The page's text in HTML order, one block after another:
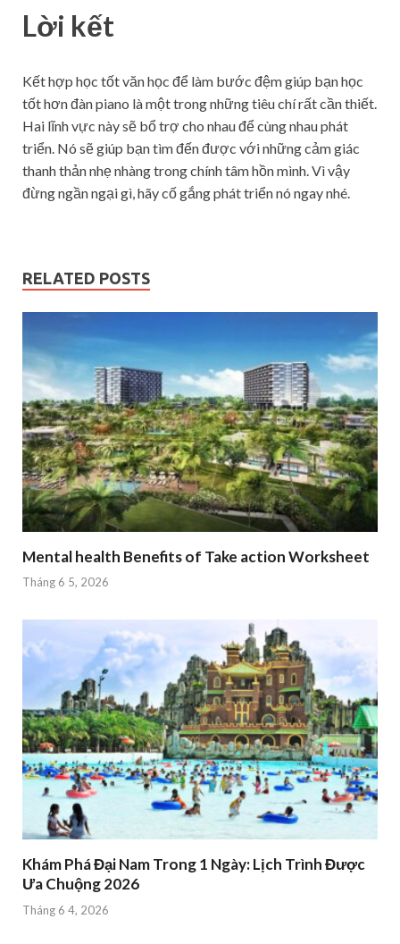
Lời kết
Kết hợp học tốt văn học để làm bước đệm giúp bạn học
tốt hơn đàn piano là một trong những tiêu chí rất cần thiết.
Hai lĩnh vực này sẽ bổ trợ cho nhau để cùng nhau phát
triển. Nó sẽ giúp bạn tìm đến được với những cảm giác
thanh thản nhẹ nhàng trong chính tâm hồn mình. Vì vậy
đừng ngần ngại gì, hãy cố gắng phát triển nó ngay nhé.
RELATED POSTS
Mental health Benefits of Take action Worksheet
Tháng 6 5, 2026
Khám Phá Đại Nam Trong 1 Ngày: Lịch Trình Được
Ưa Chuộng 2026
Tháng 6 4, 2026